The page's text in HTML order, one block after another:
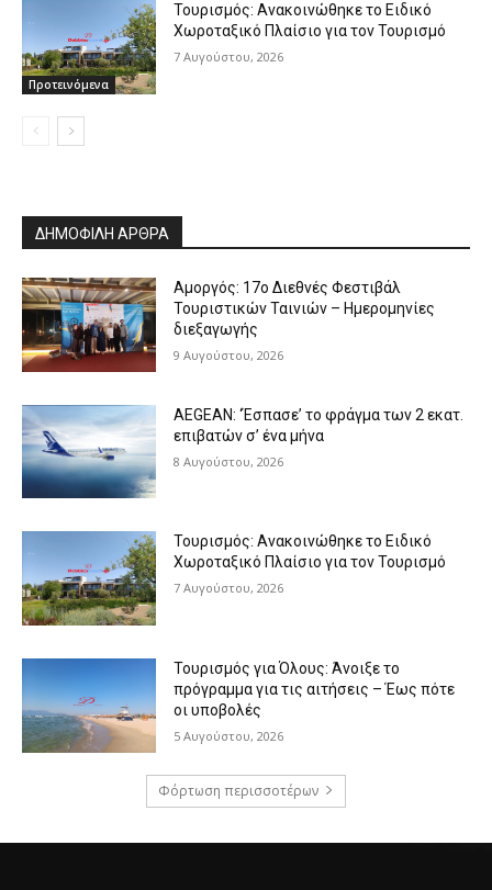
Προτεινόμενα
Τουρισμός: Ανακοινώθηκε το Ειδικό
Χωροταξικό Πλαίσιο για τον Τουρισμό
7 Αυγούστου, 2026
ΔΗΜΟΦΙΛΗ ΑΡΘΡΑ
Αμοργός: 17ο Διεθνές Φεστιβάλ
Τουριστικών Ταινιών – Ημερομηνίες
διεξαγωγής
9 Αυγούστου, 2026
AEGEAN: ‘Έσπασε’ το φράγμα των 2 εκατ.
επιβατών σ’ ένα μήνα
8 Αυγούστου, 2026
Τουρισμός: Ανακοινώθηκε το Ειδικό
Χωροταξικό Πλαίσιο για τον Τουρισμό
7 Αυγούστου, 2026
Τουρισμός για Όλους: Άνοιξε το
πρόγραμμα για τις αιτήσεις – Έως πότε
οι υποβολές
5 Αυγούστου, 2026
Φόρτωση περισσοτέρων